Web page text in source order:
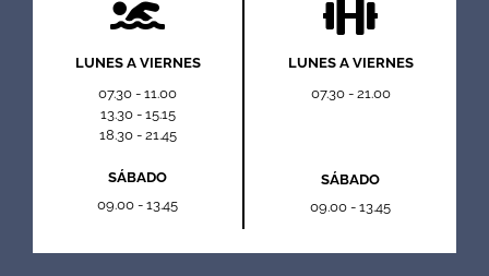
LUNES A VIERNES
07.30 - 11.00
13.30 - 15.15
18.30 - 21.45
SÁBADO
09.00 - 13.45
LUNES A VIERNES
07.30 - 21.00
SÁBADO
09.00 - 13.45